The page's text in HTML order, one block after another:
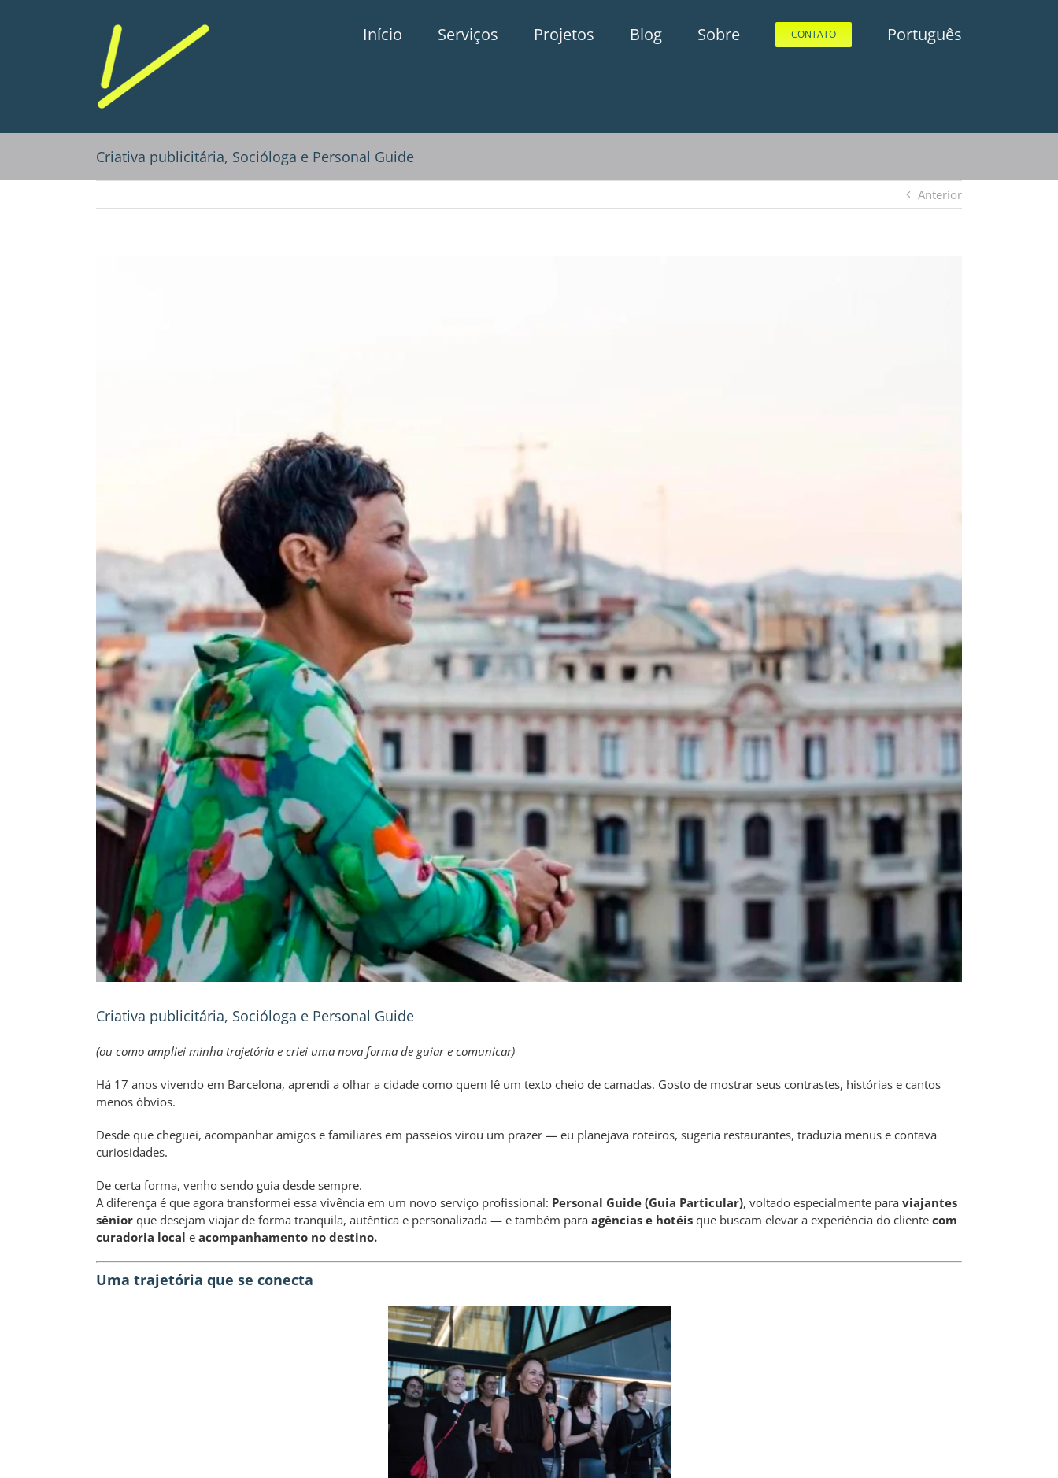
Início Serviços Projetos Blog Sobre CONTATO Português
Criativa publicitária, Socióloga e Personal Guide
Anterior
Criativa publicitária, Socióloga e Personal Guide
(ou como ampliei minha trajetória e criei uma nova forma de guiar e comunicar)
Há 17 anos vivendo em Barcelona, aprendi a olhar a cidade como quem lê um texto cheio de camadas. Gosto de mostrar seus contrastes, histórias e cantos
menos óbvios.
Desde que cheguei, acompanhar amigos e familiares em passeios virou um prazer — eu planejava roteiros, sugeria restaurantes, traduzia menus e contava
curiosidades.
De certa forma, venho sendo guia desde sempre.
A diferença é que agora transformei essa vivência em um novo serviço profissional: Personal Guide (Guia Particular), voltado especialmente para viajantes
sêniorque desejam viajar de forma tranquila, autêntica e personalizada — e também para agências e hotéis que buscam elevar a experiência do cliente com
curadoria local e acompanhamento no destino.
Uma trajetória que se conecta